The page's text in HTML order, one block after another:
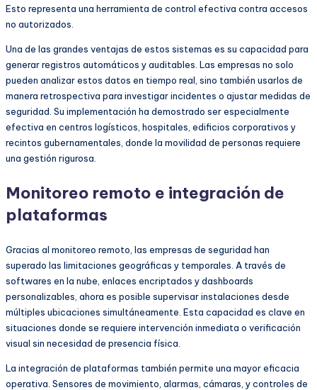
Esto representa una herramienta de control efectiva contra accesos
no autorizados.
Una de las grandes ventajas de estos sistemas es su capacidad para
generar registros automáticos y auditables. Las empresas no solo
pueden analizar estos datos en tiempo real, sino también usarlos de
manera retrospectiva para investigar incidentes o ajustar medidas de
seguridad. Su implementación ha demostrado ser especialmente
efectiva en centros logísticos, hospitales, edificios corporativos y
recintos gubernamentales, donde la movilidad de personas requiere
una gestión rigurosa.
Monitoreo remoto e integración de
plataformas
Gracias al monitoreo remoto, las empresas de seguridad han
superado las limitaciones geográficas y temporales. A través de
softwares en la nube, enlaces encriptados y dashboards
personalizables, ahora es posible supervisar instalaciones desde
múltiples ubicaciones simultáneamente. Esta capacidad es clave en
situaciones donde se requiere intervención inmediata o verificación
visual sin necesidad de presencia física.
La integración de plataformas también permite una mayor eficacia
operativa. Sensores de movimiento, alarmas, cámaras, y controles de